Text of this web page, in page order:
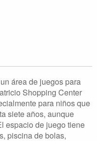
área de juegos para
Shopping Center
para niños que
siete años, aunque
espacio de juego tiene
piscina de bolas,